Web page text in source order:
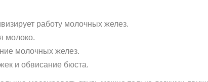
работу молочных желез.
молоко.
молочных желез.
и обвисание бюста.